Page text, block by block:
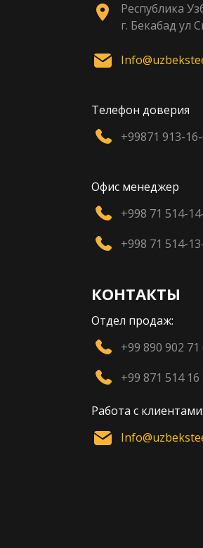
Республика
г. Бекабад ул
Телефон доверия
+99871 913-
Офис менеджер
+998 71 514-
+998 71 514-
КОНТАКТЫ
Отдел продаж:
+99 890 902 71
+99 871 514 16
Работа с клиентами: